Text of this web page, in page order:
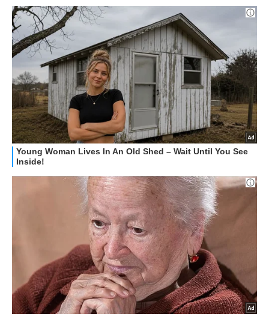
HOW TO